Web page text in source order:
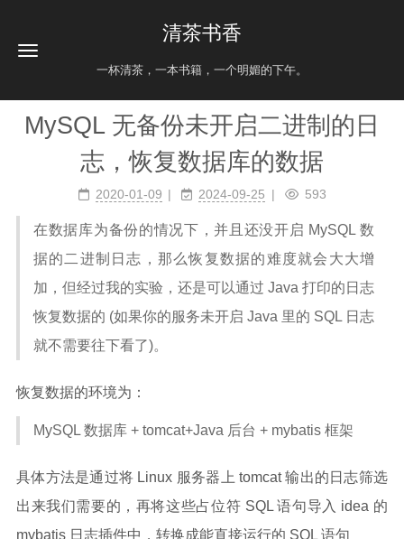
清茶书香
一杯清茶，一本书籍，一个明媚的下午。
MySQL 无备份未开启二进制的日
志，恢复数据库的数据
2020-01-09 2024-09-25 593
在数据库为备份的情况下，并且还没开启 MySQL 数
据的二进制日志，那么恢复数据的难度就会大大增
加，但经过我的实验，还是可以通过 Java 打印的日志
恢复数据的 (如果你的服务未开启 Java 里的 SQL 日志
就不需要往下看了)。
恢复数据的环境为：
MySQL 数据库 + tomcat+Java 后台 + mybatis 框架
具体方法是通过将 Linux 服务器上 tomcat 输出的日志筛选
出来我们需要的，再将这些占位符 SQL 语句导入 idea 的
mybatis 日志插件中，转换成能直接运行的 SQL 语句